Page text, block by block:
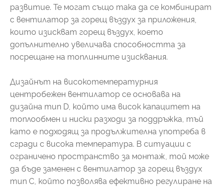
развитие. Те могат също така да се комбинират
с вентилатор за горещ въздух за приложения,
които изискват горещ въздух, което
допълнително увеличава способността за
посрещане на топлинните изисквания.
Дизайнът на високотемпературния
центробежен вентилатор се основава на
дизайна тип D, който има висок капацитет на
топлообмен и ниски разходи за поддръжка, тъй
като е подходящ за продължителна употреба в
сгради с висока температура. В ситуации с
ограничено пространство за монтаж, той може
да бъде заменен с вентилатор за горещ въздух
тип С, който позволява ефективно регулиране на